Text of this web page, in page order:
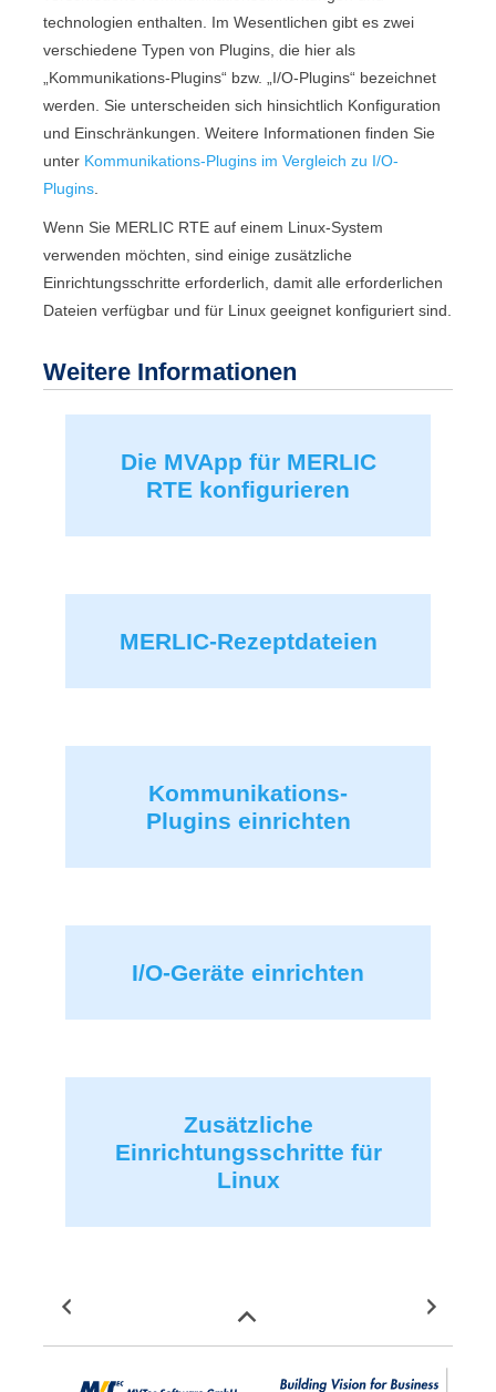
technologien enthalten. Im Wesentlichen gibt es zwei
verschiedene Typen von Plugins, die hier als
„Kommunikations-Plugins“ bzw. „I/O-Plugins“ bezeichnet
werden. Sie unterscheiden sich hinsichtlich Konfiguration
und Einschränkungen. Weitere Informationen finden Sie
unter Kommunikations-Plugins im Vergleich zu I/O-
Plugins
Wenn Sie MERLIC RTE auf einem Linux-System
verwenden möchten, sind einige zusätzliche
Einrichtungsschritte erforderlich, damit alle erforderlichen
Dateien verfügbar und für Linux geeignet konfiguriert sind.
Weitere Informationen
Die MVApp für MERLIC
RTE konfigurieren
MERLIC-Rezeptdateien
Kommunikations-
Plugins einrichten
I/O-Geräte einrichten
Zusätzliche
Einrichtungsschritte für
Linux